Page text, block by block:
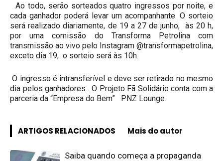
Ao todo, serão sorteados quatro ingressos por noite, e
cada ganhador poderá levar um acompanhante. O sorteio
será realizado diariamente, de 19 a 27 de junho, às 20 h,
por uma comissão do Transforma Petrolina com
transmissão ao vivo pelo Instagram @transformapetrolina,
exceto dia 19, o sorteio será às 10h.
O ingresso é intransferível e deve ser retirado no mesmo
dia pelos ganhadores . O Projeto Fã Solidário conta com a
parceria da “Empresa do Bem” PNZ Lounge.
ARTIGOS RELACIONADOS Mais do autor
Saiba quando começa a propaganda